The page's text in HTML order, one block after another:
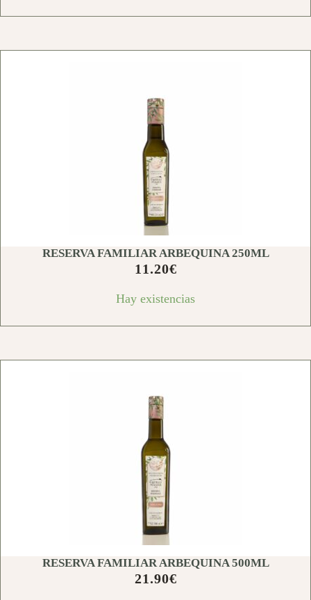
RESERVA FAMILIAR ARBEQUINA 250ML
11.20€
Hay existencias
RESERVA FAMILIAR ARBEQUINA 500ML
21.90€